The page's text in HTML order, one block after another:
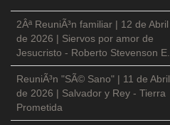
2Âª ReuniÃ³n familiar | 12 de Abril
de 2026 | Siervos por amor de
Jesucristo - Roberto Stevenson E.
ReuniÃ³n "SÃ© Sano" | 11 de Abril
de 2026 | Salvador y Rey - Tierra
Prometida